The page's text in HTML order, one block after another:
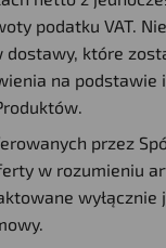
podatku VAT.
dostawy, które
na podstawie
przez
w rozumieniu
wyłącznie